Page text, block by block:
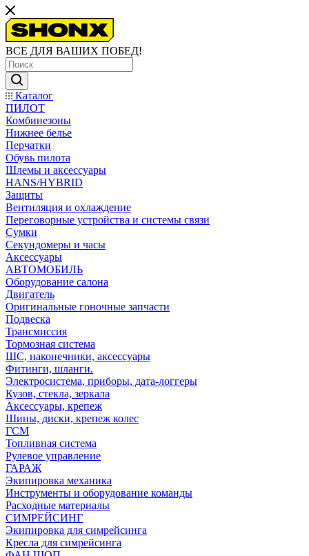
ВСЕ ДЛЯ ВАШИХ ПОБЕД!
Каталог
ПИЛОТ
Комбинезоны
Нижнее белье
Перчатки
Обувь пилота
Шлемы и аксессуары
HANS/HYBRID
Защиты
Вентиляция и охлаждение
Переговорные устройства и системы связи
Сумки
Секундомеры и часы
Аксессуары
АВТОМОБИЛЬ
Оборудование салона
Двигатель
Оригинальные гоночные запчасти
Подвеска
Трансмиссия
Тормозная система
ШС, наконечники, аксессуары
Фитинги, шланги.
Электросистема, приборы, дата-логгеры
Кузов, стекла, зеркала
Аксессуары, крепеж
Шины, диски, крепеж колес
ГСМ
Топливная система
Рулевое управление
ГАРАЖ
Экипировка механика
Инструменты и оборудование команды
Расходные материалы
СИМРЕЙСИНГ
Экипировка для симрейсинга
Кресла для симрейсинга